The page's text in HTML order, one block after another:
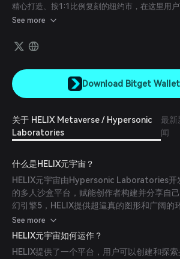
精心打造、按1:1比例复刻的纽约市，在这里用
土地、结识新朋友、玩游戏并赚取代币。HELIX
See more
Download Bitget
关于 HELIX Metaverse / Hypersonic
Laboratories
最新
闻
什么是HELIX元宇宙？
HELIX元宇宙由Hypersonic Laboratories开
的多人沙盒平台，赋能创作者构建并分享自
幻引擎5，HELIX提供超逼真的图形和广阔的
中的用户生成内容。
See more
HELIX元宇宙如何运作？
HELIX提供了一个平台，用户可以创建和探